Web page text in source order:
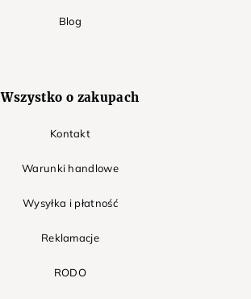
Blog
Wszystko o zakupach
Kontakt
Warunki handlowe
Wysyłka i płatność
Reklamacje
RODO